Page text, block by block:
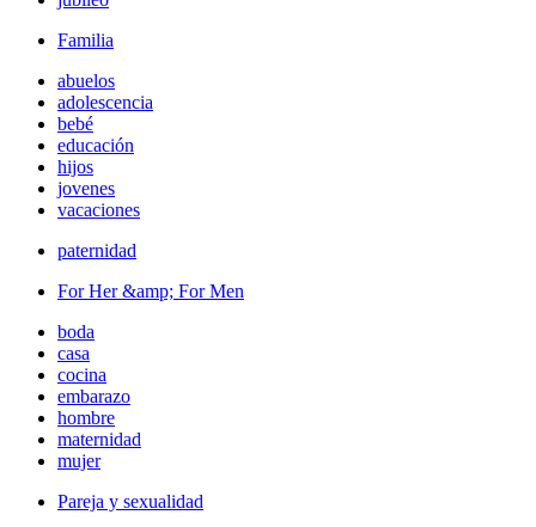
Familia
abuelos
adolescencia
bebé
educación
hijos
jovenes
vacaciones
paternidad
For Her &amp; For Men
boda
casa
cocina
embarazo
hombre
maternidad
mujer
Pareja y sexualidad